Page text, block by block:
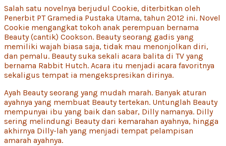
Salah satu novelnya berjudul Cookie, diterbitkan oleh
Penerbit PT Gramedia Pustaka Utama, tahun 2012 ini. Novel
Cookie mengangkat tokoh anak perempuan bernama
Beauty (cantik) Cookson. Beauty seorang gadis yang
memiliki wajah biasa saja, tidak mau menonjolkan diri,
dan pemalu. Beauty suka sekali acara balita di TV yang
bernama Rabbit Hutch. Acara itu menjadi acara favoritnya
sekaligus tempat ia mengekspresikan dirinya.
Ayah Beauty seorang yang mudah marah. Banyak aturan
ayahnya yang membuat Beauty tertekan. Untunglah Beauty
mempunyai ibu yang baik dan sabar, Dilly namanya. Dilly
sering melindungi Beauty dari kemarahan ayahnya, hingga
akhirnya Dilly-lah yang menjadi tempat pelampisan
amarah ayahnya.